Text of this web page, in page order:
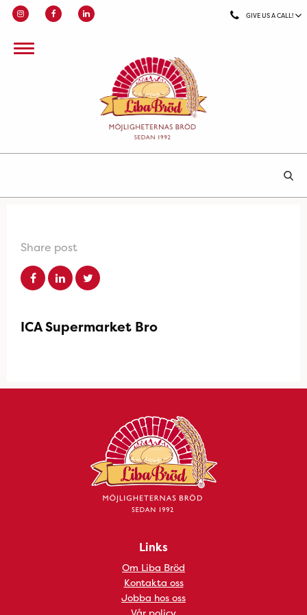
GIVE US A CALL!
Share post
ICA Supermarket Bro
Links
Om Liba Bröd
Kontakta oss
Jobba hos oss